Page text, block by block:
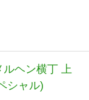
ルヘン横丁 上
シャル)